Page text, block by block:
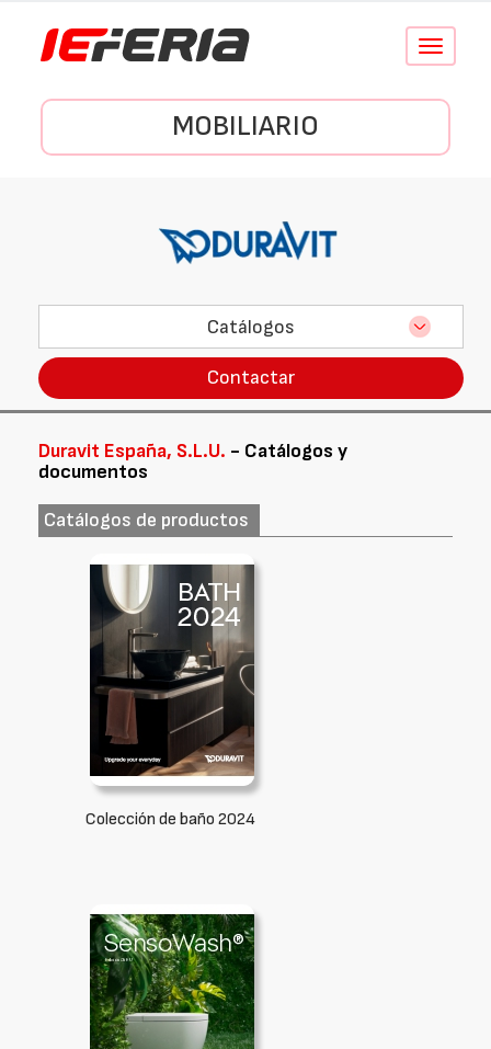
Conmutar
MOBILIARIO
Catálogos
Contactar
Duravit España, S.L.U. - Catálogos y
documentos
Catálogos de productos
Colección de baño 2024